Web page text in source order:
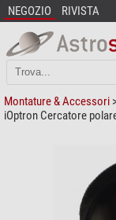
NEGOZIO RIVISTA
Montature & Accessori
iOptron Cercatore